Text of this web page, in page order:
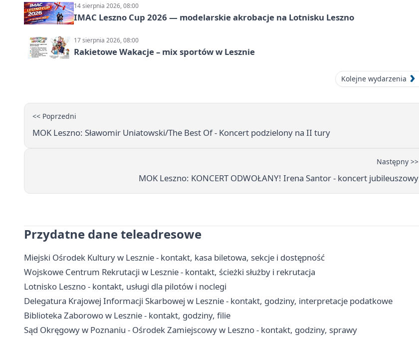
14 sierpnia 2026, 08:00
IMAC Leszno Cup 2026 — modelarskie akrobacje na Lotnisku Leszno
17 sierpnia 2026, 08:00
Rakietowe Wakacje – mix sportów w Lesznie
Kolejne wydarzenia
<< Poprzedni
MOK Leszno: Sławomir Uniatowski/The Best Of - Koncert podzielony na II tury
Następny >>
MOK Leszno: KONCERT ODWOŁANY! Irena Santor - koncert jubileuszowy
Przydatne dane teleadresowe
Miejski Ośrodek Kultury w Lesznie - kontakt, kasa biletowa, sekcje i dostępność
Wojskowe Centrum Rekrutacji w Lesznie - kontakt, ścieżki służby i rekrutacja
Lotnisko Leszno - kontakt, usługi dla pilotów i noclegi
Delegatura Krajowej Informacji Skarbowej w Lesznie - kontakt, godziny, interpretacje podatkowe
Biblioteka Zaborowo w Lesznie - kontakt, godziny, filie
Sąd Okręgowy w Poznaniu - Ośrodek Zamiejscowy w Leszno - kontakt, godziny, sprawy